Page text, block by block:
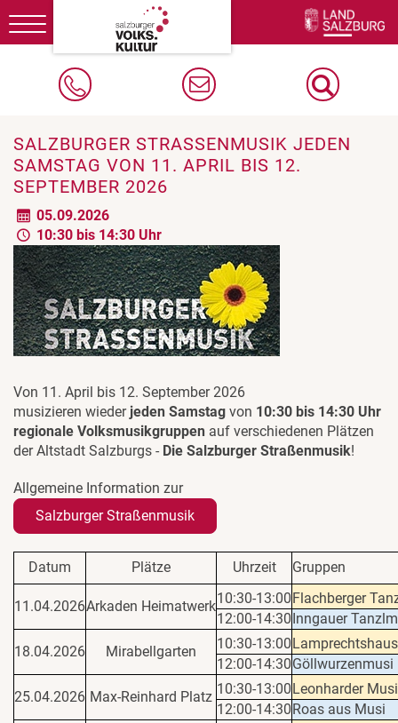
Toggle
navigation
SALZBURGER STRASSENMUSIK JEDEN S
AMSTAG VON 11. APRIL BIS 12. S
EPTEMBER 2026
05.09.2026
10:30 bis 14:30 Uhr
Von 11. April bis 12. September 2026
musizieren wieder jeden Samstag von 10:30 bis 14:30 Uhr
regionale Volksmusikgruppen auf verschiedenen Plätzen
der Altstadt Salzburgs - Die Salzburger Straßenmusik!
Allgemeine Information zur
Salzburger Straßenmusik
Datum Plätze Uhrzeit Gruppen
11.04.2026Arkaden Heimatwerk10:30-13:00Flachberger
12:00-14:30Inngauer
18.04.2026
Mirabellgarten 10:30-13:00
12:00-14:30Göllwurzenmusi
25.04.2026 Max-Reinhard Platz 10:30-13:00Leonharder
12:00-14:30Roas aus Musi